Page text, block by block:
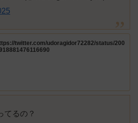
twitter.com/udoragidor72282/status/200
てるの？